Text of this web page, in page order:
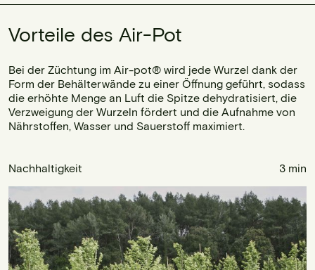
Vorteile des Air-Pot
Bei der Züchtung im Air-pot® wird jede Wurzel dank der
Form der Behälterwände zu einer Öffnung geführt, sodass
die erhöhte Menge an Luft die Spitze dehydratisiert, die
Verzweigung der Wurzeln fördert und die Aufnahme von
Nährstoffen, Wasser und Sauerstoff maximiert.
Nachhaltigkeit 3 min